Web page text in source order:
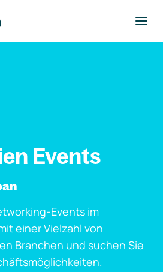
Events
Events im
einer Vielzahl von
Branchen und suchen Sie